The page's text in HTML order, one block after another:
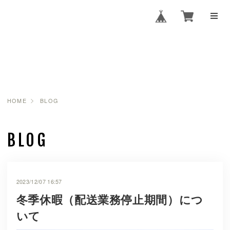
HOME BLOG
BLOG
冬季休暇（配送業務停止期間）につ
いて
2023/12/07 16:57